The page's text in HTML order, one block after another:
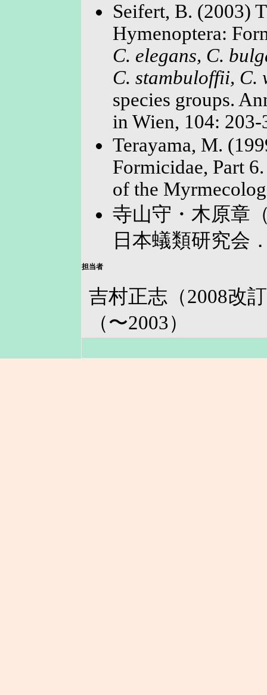
Seifert, B. (2003)
Hymenoptera:
C. elegans, C.
C. stambuloffii, C.
species groups.
in Wien, 104: 203-
Terayama, M.
Formicidae, Part
of the
寺山守・木原章
日本蟻類研究会
担当者
吉村正志（2008改
（〜2003）